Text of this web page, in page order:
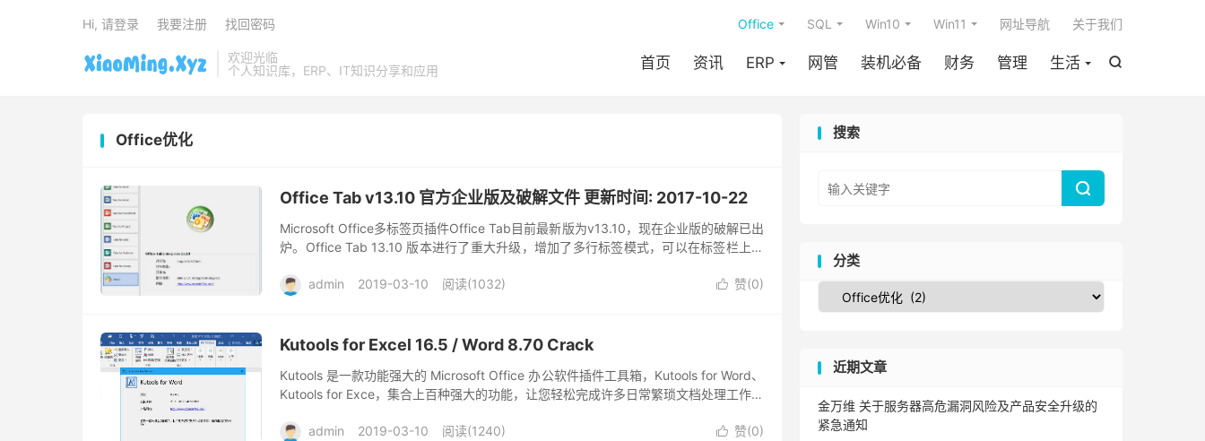
欢迎光临
个人知识库，ERP、IT知识分享和应用

首页 资讯 ERP 网管 装机必备 财务 管理 生活
Office SQL Win10 Win11 网址导航 关于我们
Hi, 请登录 我要注册 找回密码
Office优化
Office Tab v13.10 官方企业版及破解文件 更新时间: 2017-10-22
Microsoft Office多标签页插件Office Tab目前最新版为v13.10，现在企业版的破解已出
炉。Office Tab 13.10 版本进行了重大升级，增加了多行标签模式，可以在标签栏上清
 赞(0)
admin 2019-03-10 阅读(1032)
Kutools for Excel 16.5 / Word 8.70 Crack
Kutools 是一款功能强大的 Microsoft Office 办公软件插件工具箱，Kutools for Word、
Kutools for Exce，集合上百种强大的功能，让您轻松完成许多日常繁琐文档处理工作。
 赞(0)
admin 2019-03-10 阅读(1240)
搜索

分类
近期文章
金万维 关于服务器高危漏洞风险及产品安全升级的
紧急通知